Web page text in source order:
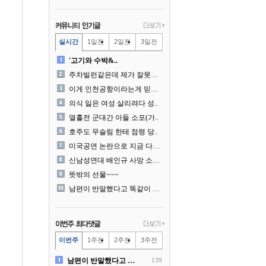
실시간 1일전 2일전 3일전
'고기와 수박&..
주차빌런같은데 제가 잘못한건..
이게 인천공항이라는게 믿겨지..
의식 잃은 여성 살리려다 성..
열흘전 군대간 아들 소포(가..
호주도 무슬림 한테 점령 당..
미국공연 논란으로 지금 다시..
신남성연대 배인규 사망 소식..
뜻밖의 선물~~~
남편이 반말했다고 똑같이 반..
이번주 1주전 2주전 3주전
남편이 반말했다고 똑같이 반.. 139